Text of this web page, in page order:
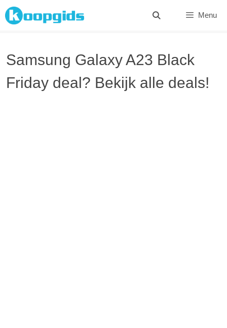
Spring
naar
Menu
Samsung Galaxy A23 Black
Friday deal? Bekijk alle deals!